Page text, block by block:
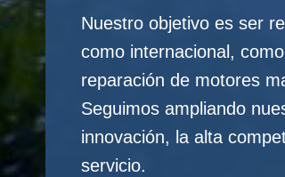
Nuestro objetivo es ser
como internacional,
reparación de motores
Seguimos ampliando
innovación, la alta
servicio.